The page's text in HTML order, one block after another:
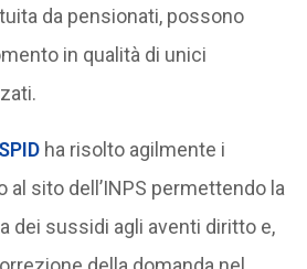
da pensionati, possono
in qualità di unici
SPIDha risolto agilmente i
sito dell’INPS permettendo la
dei sussidi agli aventi diritto e,